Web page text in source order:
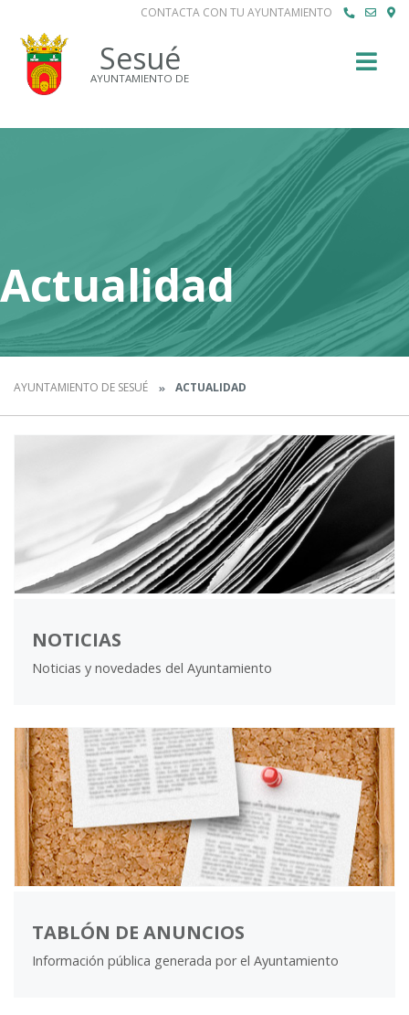
CONTACTA CON TU AYUNTAMIENTO
Sesué
AYUNTAMIENTO DE
Actualidad
AYUNTAMIENTO DE SESUÉ ACTUALIDAD
NOTICIAS
Noticias y novedades del Ayuntamiento
TABLÓN DE ANUNCIOS
Información pública generada por el Ayuntamiento